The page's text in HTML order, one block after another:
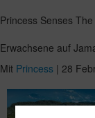
Princess Senses
Erwachsene auf
Mit Princess | 28